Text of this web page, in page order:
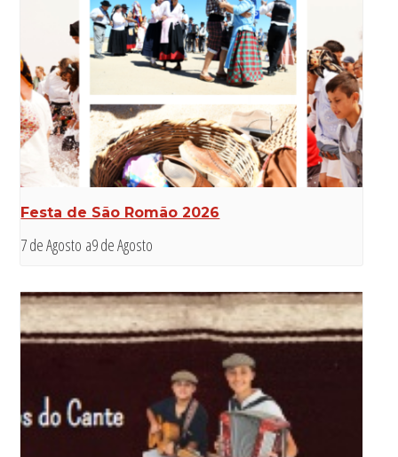
Festa de São Romão 2026
7 de Agosto a9 de Agosto